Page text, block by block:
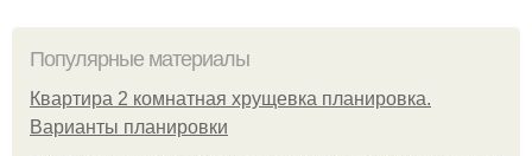
Популярные материалы
Квартира 2 комнатная хрущевка планировка.
Варианты планировки